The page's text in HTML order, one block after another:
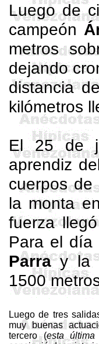
Luego de
campeón
metros
dejando
distancia
kilómetros
El 25 de
aprendiz
cuerpos de
la monta
fuerza
Para el
Parray la
1500
Luego de tres
muy buenas
tercero (esta